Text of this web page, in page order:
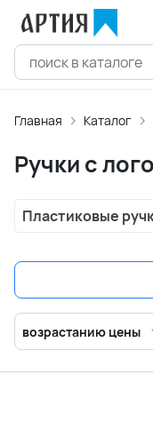
Главная Каталог
Ручки с
Пластиковые
возрастанию цены